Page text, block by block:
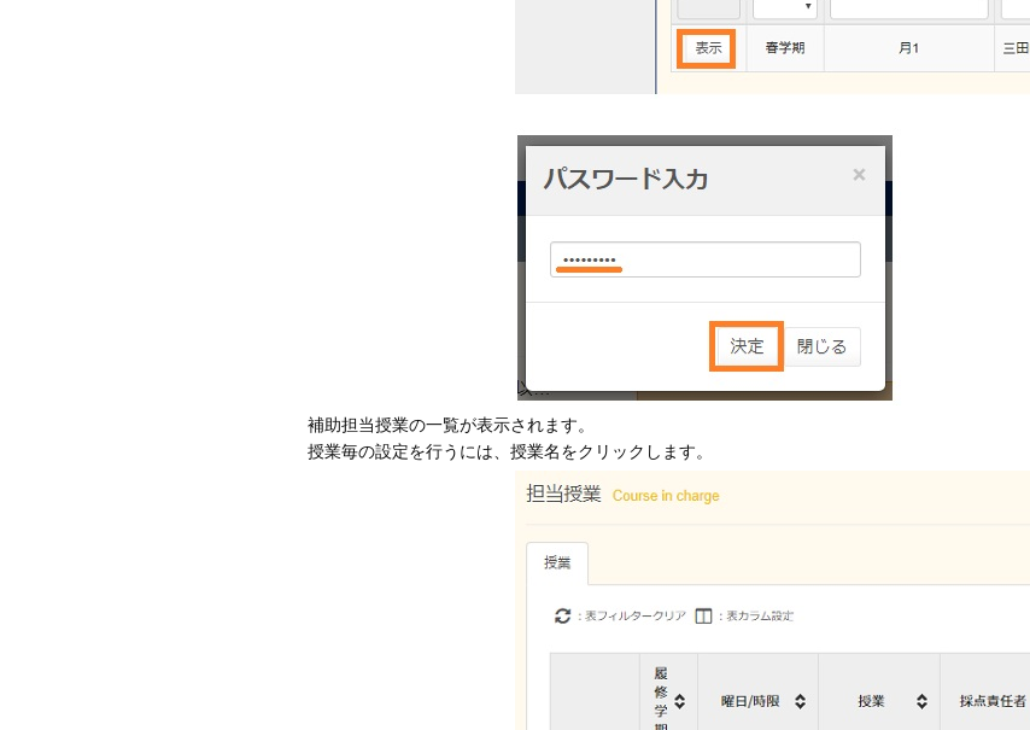
補助担当授業の一覧が表示されます。
授業毎の設定を行うには、授業名をクリックします。